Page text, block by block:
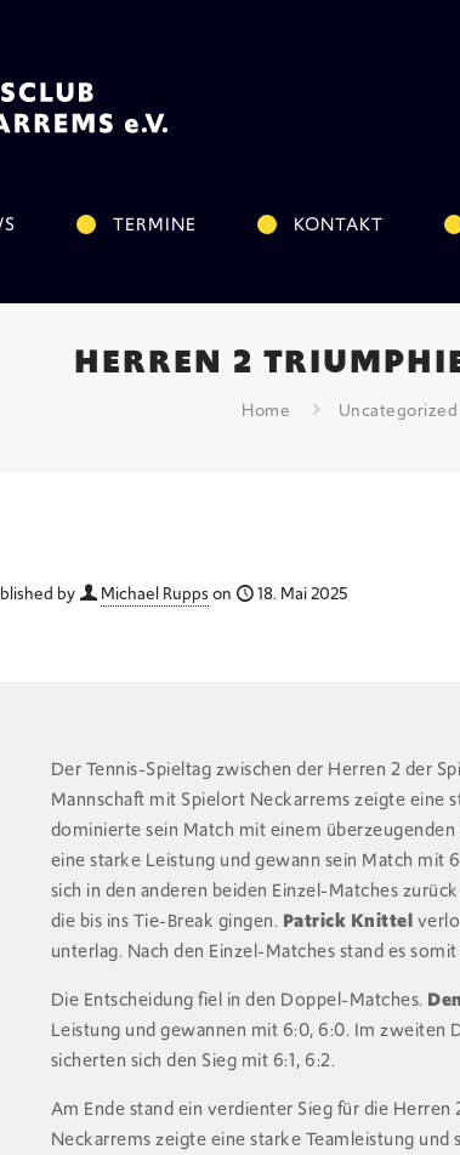
TERMINE KONTAKT
HERREN 2
Home Uncategorized
by Michael Ruppson 18. Mai 2025
Der Tennis-Spieltag zwischen der Herren 2 der
Mannschaft mit Spielort Neckarrems zeigte eine
dominierte sein Match mit einem
eine starke Leistung und gewann sein Match mit
sich in den anderen beiden Einzel-Matches
die bis ins Tie-Break gingen. Patrick Knittel
unterlag. Nach den Einzel-Matches stand es
Die Entscheidung fiel in den Doppel-Matches.
Leistung und gewannen mit 6:0, 6:0. Im zweiten
sicherten sich den Sieg mit 6:1, 6:2.
Am Ende stand ein verdienter Sieg für die
Neckarrems zeigte eine starke Teamleistung